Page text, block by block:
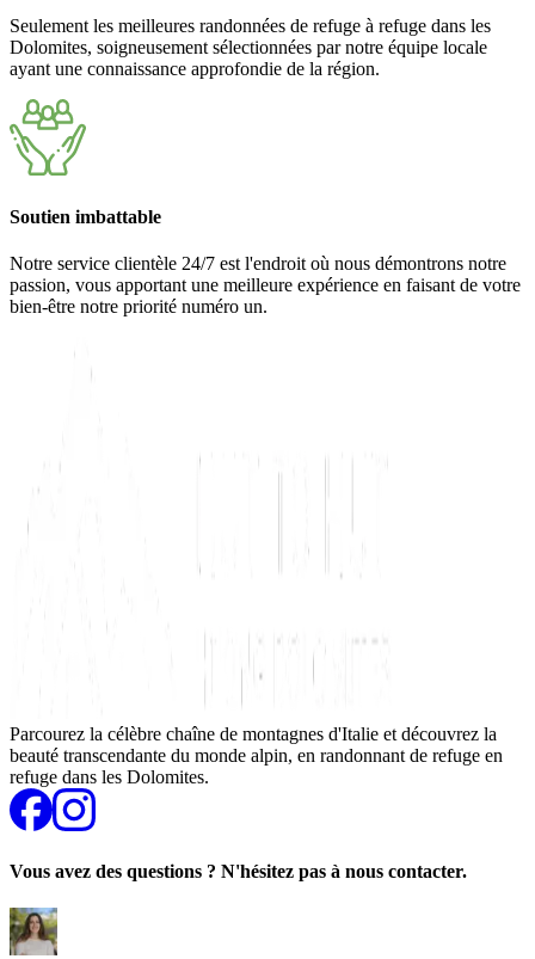
Seulement les meilleures randonnées de refuge à refuge dans les
Dolomites, soigneusement sélectionnées par notre équipe locale
ayant une connaissance approfondie de la région.
Soutien imbattable
Notre service clientèle 24/7 est l'endroit où nous démontrons notre
passion, vous apportant une meilleure expérience en faisant de votre
bien-être notre priorité numéro un.
Parcourez la célèbre chaîne de montagnes d'Italie et découvrez la
beauté transcendante du monde alpin, en randonnant de refuge en
refuge dans les Dolomites.
Vous avez des questions ? N'hésitez pas à nous contacter.